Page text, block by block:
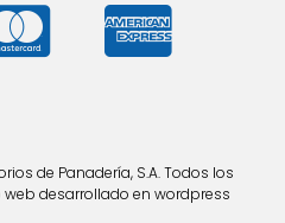
de Panadería, S.A. Todos los
web desarrollado en wordpress